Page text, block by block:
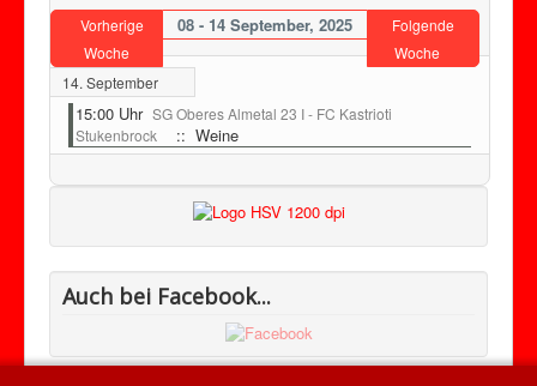
Vorherige
Woche
08 - 14 September, 2025
Folgende
Woche
14. September
15:00 Uhr SG Oberes Almetal 23 I - FC Kastrioti
Stukenbrock
:: Weine
Auch bei Facebook...